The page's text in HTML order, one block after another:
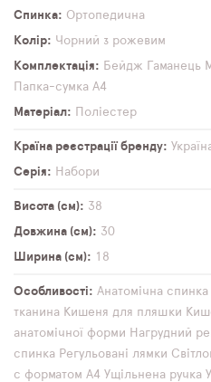
Спинка
Ортопедична
Колір
Чорний з рожевим
Комплектація
Бейдж Гаманець
Папка-сумка А4
Матеріал
Поліестер
Країна реєстрації бренду
Серія
Набори
Висота (см)
38
Довжина (см)
30
Ширина (см)
18
Особливості Анатомічна спинка
тканина Кишеня для пляшки
анатомічної форми Нагрудний
спинка Регульовані лямки
с форматом А4 Ущільнена ручка